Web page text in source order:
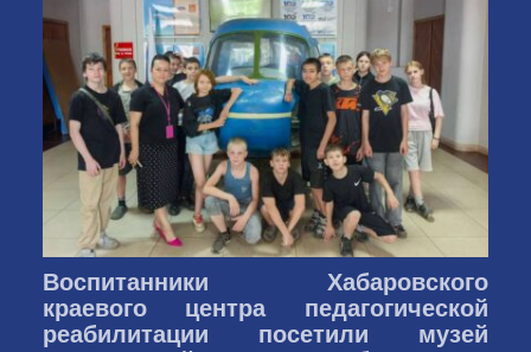
Воспитанники Хабаровского
краевого центра педагогической
реабилитации посетили музей